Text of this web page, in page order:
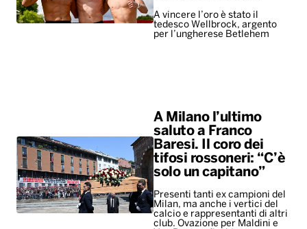
A vincere l’oro è stato il
tedesco Wellbrock, argento
per l’ungherese Betlehem
A Milano l’ultimo
saluto a Franco
Baresi. Il coro dei
tifosi rossoneri: “C’è
solo un capitano”
Presenti tanti ex campioni del
Milan, ma anche i vertici del
calcio e rappresentanti di altri
club. Ovazione per Maldini e